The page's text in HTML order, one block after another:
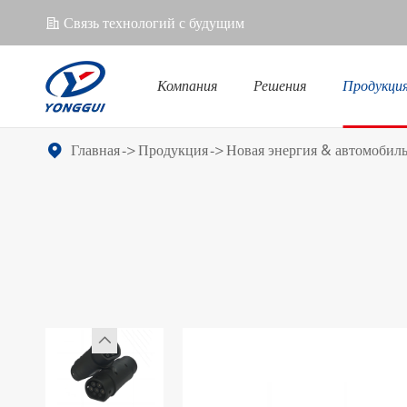
𐄀 Связь технологий с будущим
Компания Решения
Главная Продукция Новая энергия & автомобиль
